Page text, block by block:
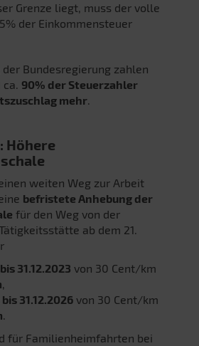
Grenze liegt, muss der volle
der Einkommensteuer
Bundesregierung zahlen
90% der Steuerzahler
mehr.
Höhere
weiten Weg zur Arbeit
befristete Anhebung der
für den Weg von der
ab dem 21.
31.12.2023 von 30 Cent/km
,
31.12.2026 von 30 Cent/km
.
für Familienheimfahrten bei